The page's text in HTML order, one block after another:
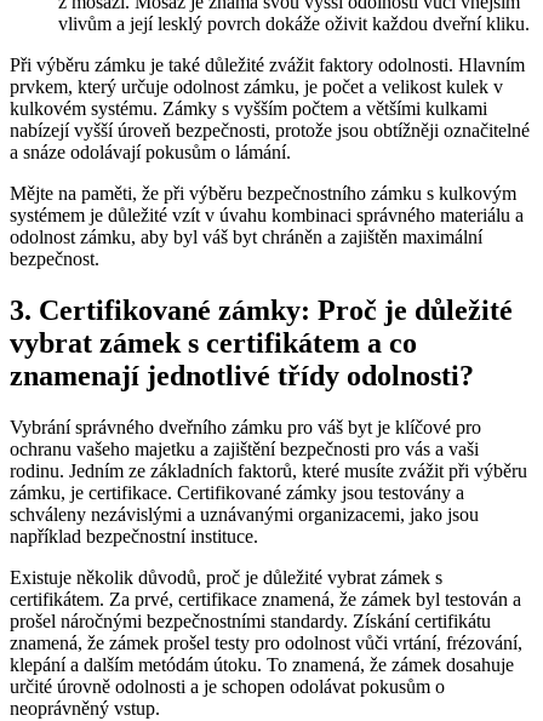
vlivům a její lesklý ⁤povrch dokáže oživit‍ každou dveřní kliku.
Při výběru zámku je ‍také ⁣důležité zvážit faktory ‍odolnosti.⁤ Hlavním
prvkem, který⁣ určuje‌ odolnost⁣ zámku, je počet a velikost kulek v
kulkovém systému. Zámky ​s vyšším počtem a většími kulkami
nabízejí vyšší ⁣úroveň bezpečnosti,⁢ protože jsou obtížněji‍ označitelné
a snáze odolávají pokusům o lámání.
Mějte ‍na paměti, že při výběru bezpečnostního zámku s kulkovým
systémem je důležité vzít v úvahu kombinaci ⁣správného‌ materiálu a
odolnost zámku,‌ aby byl váš byt⁣ chráněn a‍ zajištěn ​maximální
⁢bezpečnost.
3. ‍Certifikované zámky: Proč je důležité⁢
vybrat zámek s certifikátem‍ a co​
znamenají jednotlivé⁢ třídy odolnosti?
Vybrání správného dveřního zámku pro⁢ váš byt⁤ je ⁣klíčové pro
‍ochranu vašeho majetku a zajištění bezpečnosti pro vás a vaši
rodinu. Jedním​ ze​ základních faktorů, které musíte zvážit při​ výběru
zámku, je certifikace. ‍Certifikované zámky‍ jsou testovány a
schváleny ‍nezávislými ⁢a ⁤uznávanými organizacemi, jako​ jsou
například bezpečnostní⁣ instituce.
Existuje několik důvodů,⁣ proč je důležité ⁢vybrat zámek ⁣s
⁣certifikátem. ‌Za prvé, certifikace znamená, že zámek byl testován a⁢
prošel náročnými bezpečnostními standardy. Získání certifikátu
znamená, že zámek prošel testy​ pro ‌odolnost vůči vrtání, frézování,⁤
klepání a dalším metódám ​útoku. To znamená, ‌že zámek dosahuje
určité úrovně odolnosti a je schopen odolávat ‌pokusům o
neoprávněný vstup.